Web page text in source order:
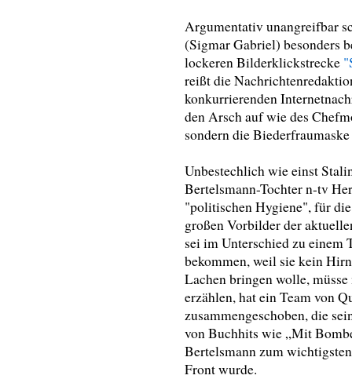
Argumentativ unangreifbar
(Sigmar Gabriel) besonders
lockeren Bilderklickstrecke
reißt die
konkurrierenden
den Arsch auf wie des
sondern die
Unbestechlich wie einst
Bertelsmann-Tochter n-tv
"politischen Hygiene", für
großen Vorbilder der
sei im Unterschied zu einem
bekommen, weil sie kein
Lachen bringen wolle,
erzählen, hat ein Team von
zusammengeschoben, die
von Buchhits wie „Mit
Bertelsmann zum
Front wurde.